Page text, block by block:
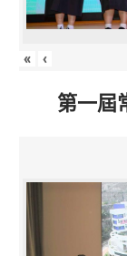
« ‹
第一